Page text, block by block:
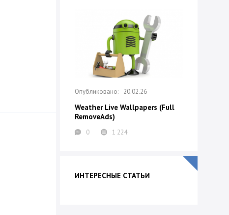
20.02.26
Weather Live Wallpapers (Full
RemoveAds)
0 1 224
ИНТЕРЕСНЫЕ СТАТЬИ